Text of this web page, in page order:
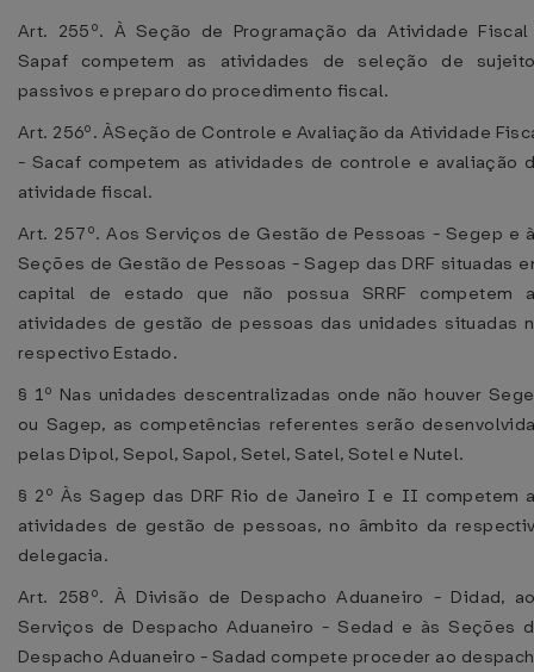
Art. 255º. À Seção de Programação da Atividade
Sapaf competem as atividades de seleção de
passivos e preparo do procedimento fiscal.
Art. 256º. ÀSeção de Controle e Avaliação da Atividade
- Sacaf competem as atividades de controle e avaliação
atividade fiscal.
Art. 257º. Aos Serviços de Gestão de Pessoas - Segep e
Seções de Gestão de Pessoas - Sagep das DRF situadas
capital de estado que não possua SRRF competem
atividades de gestão de pessoas das unidades situadas
respectivo Estado.
§ 1º Nas unidades descentralizadas onde não houver
ou Sagep, as competências referentes serão
pelas Dipol, Sepol, Sapol, Setel, Satel, Sotel e Nutel.
§ 2º Às Sagep das DRF Rio de Janeiro I e II competem
atividades de gestão de pessoas, no âmbito da
delegacia.
Art. 258º. À Divisão de Despacho Aduaneiro - Didad,
Serviços de Despacho Aduaneiro - Sedad e às Seções
Despacho Aduaneiro - Sadad compete proceder ao